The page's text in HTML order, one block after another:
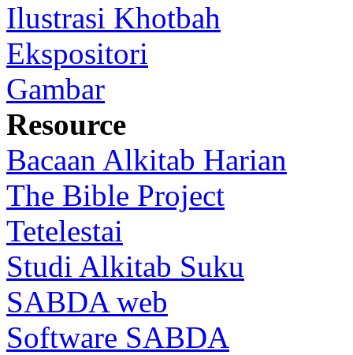
Ilustrasi Khotbah
Ekspositori
Gambar
Resource
Bacaan Alkitab Harian
The Bible Project
Tetelestai
Studi Alkitab Suku
SABDA web
Software SABDA